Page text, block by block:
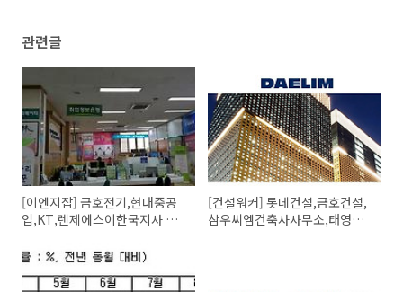
관련글
[이엔지잡] 금호전기,현대중공
업,KT,렌제에스이한국지사 채
[건설워커] 롯데건설,금호건설,
삼우씨엠건축사사무소,태영건